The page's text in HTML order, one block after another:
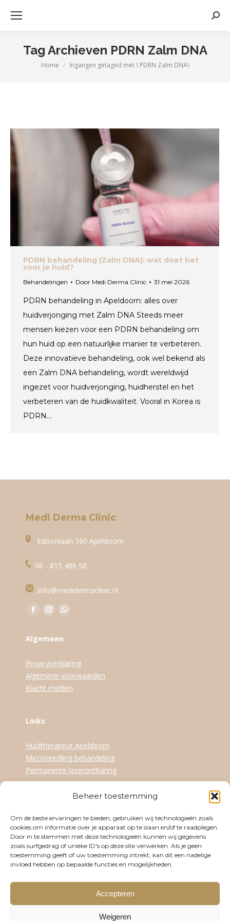
Beheer toestemming
Om de beste ervaringen te bieden, gebruiken wij technologieën zoals
cookies om informatie over je apparaat op te slaan en/of te raadplegen.
Door in te stemmen met deze technologieën kunnen wij gegevens
zoals surfgedrag of unieke ID's op deze site verwerken. Als je geen
toestemming geeft of uw toestemming intrekt, kan dit een nadelige
invloed hebben op bepaalde functies en mogelijkheden.
Accepteren
Weigeren
Tag Archieven PDRN Zalm DNA
Je bent hier:
Home Ingangen getaged met \ PDRN Zalm DNA\
PDRN behandeling (Zalm DNA): wat doet het
voor je huid?
Behandelingen Door Medi Derma Clinic 31 mei 2026
PDRN behandeling in Apeldoorn: alles over
huidverjonging met Zalm DNA Steeds meer
mensen kiezen voor een PDRN behandeling om
hun huid op een natuurlijke manier te verbeteren.
Deze innovatieve behandeling, ook wel bekend als
een Zalm DNA behandeling, wordt wereldwijd
ingezet voor huidverjonging, huidherstel en het
verbeteren van de huidkwaliteit. Vooral in Korea is
PDRN…
Medi Derma Clinic
Edisonlaan 160 Apeldoorn
06 - 815 486 58
info@medidermaclinic.nl
Vind ons op:
Facebook
opens
new
window
Instagram
opens
new
window
WhatsApp
new
window
Algemeen
Privacyverklaring
Algemene voorwaarden
Klacht melden
Links
Huidtherapeut Apeldoorn
Microneedling behandeling
Permanente laserontharing
Dinsdag 09:30-17:30
Woensdag 12:30-21:00
Donderdag 09:30-17:30
Vrijdag 09:30-17:30
Zaterdag Op afspraak